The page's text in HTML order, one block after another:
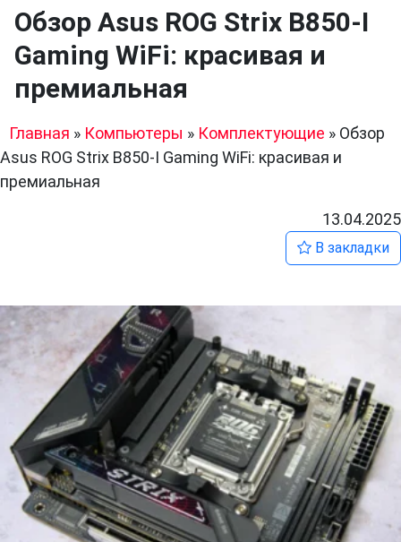
Обзор Asus ROG Strix B850-I
Gaming WiFi: красивая и
премиальная
Главная » Компьютеры » Комплектующие » Обзор
Asus ROG Strix B850-I Gaming WiFi: красивая и
премиальная
13.04.2025
В закладки